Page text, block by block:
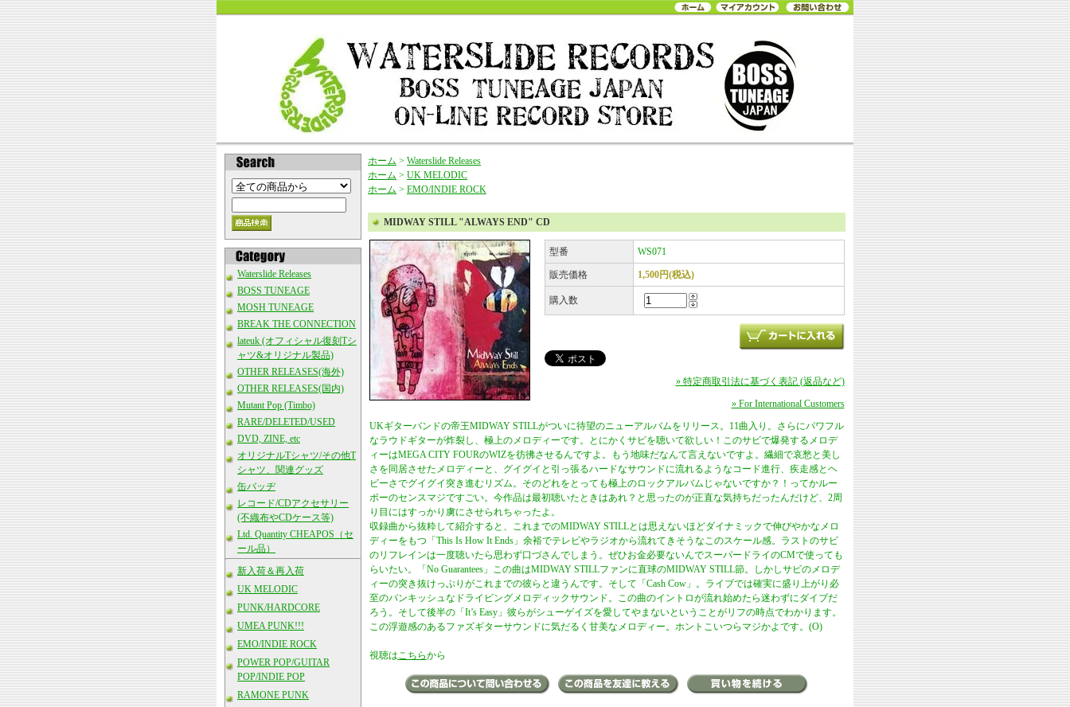
Waterslide Releases
BOSS TUNEAGE
MOSH TUNEAGE
BREAK THE CONNECTION
lateuk (オフィシャル復刻Tシ
ャツ&オリジナル製品)
OTHER RELEASES(海外)
OTHER RELEASES(国内)
Mutant Pop (Timbo)
RARE/DELETED/USED
DVD, ZINE, etc
オリジナルTシャツ/その他T
シャツ、関連グッズ
缶バッヂ
レコード/CDアクセサリー
(不織布やCDケース等)
Ltd. Quantity CHEAPOS（セ
ール品）
新入荷＆再入荷
UK MELODIC
PUNK/HARDCORE
UMEA PUNK!!!
EMO/INDIE ROCK
POWER POP/GUITAR
POP/INDIE POP
RAMONE PUNK
ホーム > Waterslide Releases
ホーム > UK MELODIC
ホーム > EMO/INDIE ROCK
MIDWAY STILL "ALWAYS END" CD
型番 WS071
販売価格 1,500円(税込)
購入数
» 特定商取引法に基づく表記 (返品など)
» For International Customers
UKギターバンドの帝王MIDWAY STILLがついに待望のニューアルバムをリリース。11曲入り。さらにパワフル
なラウドギターが炸裂し、極上のメロディーです。とにかくサビを聴いて欲しい！このサビで爆発するメロデ
ィーはMEGA CITY FOURのWIZを彷彿させるんですよ。もう地味だなんて言えないですよ。繊細で哀愁と美し
さを同居させたメロディーと、グイグイと引っ張るハードなサウンドに流れるようなコード進行、疾走感とヘ
ビーさでグイグイ突き進むリズム。そのどれをとっても極上のロックアルバムじゃないですか？！ってかルー
ポーのセンスマジですごい。今作品は最初聴いたときはあれ？と思ったのが正直な気持ちだったんだけど、2周
り目にはすっかり虜にさせられちゃったよ。
収録曲から抜粋して紹介すると、これまでのMIDWAY STILLとは思えないほどダイナミックで伸びやかなメロ
ディーをもつ「This Is How It Ends」余裕でテレビやラジオから流れてきそうなこのスケール感。ラストのサビ
のリフレインは一度聴いたら思わず口づさんでしまう。ぜひお金必要ないんでスーパードライのCMで使っても
らいたい。「No Guarantees」この曲はMIDWAY STILLファンに直球のMIDWAY STILL節。しかしサビのメロデ
ィーの突き抜けっぷりがこれまでの彼らと違うんです。そして「Cash Cow」。ライブでは確実に盛り上がり必
至のパンキッシュなドライビングメロディックサウンド。この曲のイントロが流れ始めたら迷わずにダイブだ
ろう。そして後半の「It’s Easy」彼らがシューゲイズを愛してやまないということがリフの時点でわかります。
この浮遊感のあるファズギターサウンドに気だるく甘美なメロディー。ホントこいつらマジかよです。(O)
視聴はこちらから